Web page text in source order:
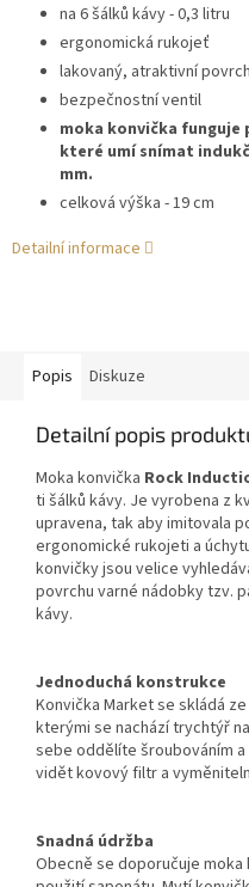
na 6 šálků kávy - 0,3 litru
ergonomická rukojeť
lakovaný, atraktivní
bezpečnostní ventil
moka konvička funguje
které umí snímat
mm.
celková výška - 19 cm
Detailní informace
Popis Diskuze
Detailní popis
Moka konvička Rock
ti šálků kávy. Je vyrobena z
upravena, tak aby imitovala
ergonomické rukojeti a
konvičky jsou velice
povrchu varné nádobky tzv.
kávy.
Jednoduchá konstrukce
Konvička Market se skládá
kterými se nachází trychtýř
sebe oddělíte šroubováním
vidět kovový filtr a
Snadná údržba
Obecně se doporučuje